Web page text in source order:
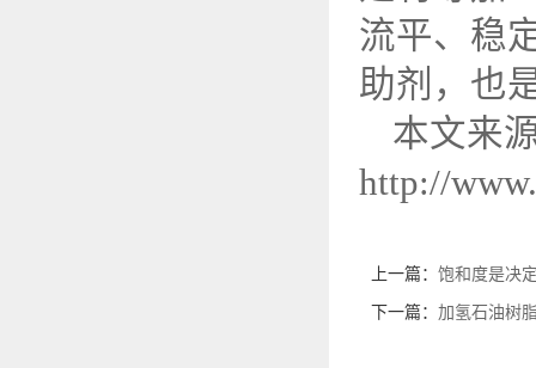
流平、稳
助剂，也
本文来
http://
上一篇： 饱和度是决
下一篇： 加氢石油树